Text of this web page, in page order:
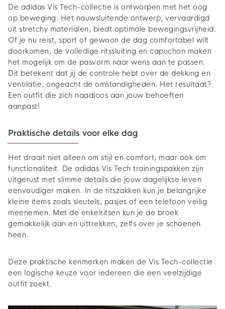
De adidas Vis Tech-collectie is ontworpen met het oog
op beweging. Het nauwsluitende ontwerp, vervaardigd
uit stretchy materialen, biedt optimale bewegingsvrijheid.
Of je nu reist, sport of gewoon de dag comfortabel wilt
doorkomen, de volledige ritssluiting en capuchon maken
het mogelijk om de pasvorm naar wens aan te passen.
Dit betekent dat jij de controle hebt over de dekking en
ventilatie, ongeacht de omstandigheden. Het resultaat?
Een outfit die zich naadloos aan jouw behoeften
aanpast!
Praktische details voor elke dag
Het draait niet alleen om stijl en comfort, maar ook om
functionaliteit. De adidas Vis Tech trainingspakken zijn
uitgerust met slimme details die jouw dagelijkse leven
eenvoudiger maken. In de ritszakken kun je belangrijke
kleine items zoals sleutels, pasjes of een telefoon veilig
meenemen. Met de enkelritsen kun je de broek
gemakkelijk aan en uittrekken, zelfs over je schoenen
heen.
Deze praktische kenmerken maken de Vis Tech-collectie
een logische keuze voor iedereen die een veelzijdige
outfit zoekt.